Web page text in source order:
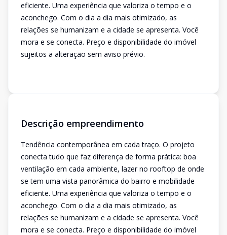
eficiente. Uma experiência que valoriza o tempo e o
aconchego. Com o dia a dia mais otimizado, as
relações se humanizam e a cidade se apresenta. Você
mora e se conecta. Preço e disponibilidade do imóvel
sujeitos a alteração sem aviso prévio.
Descrição empreendimento
Tendência contemporânea em cada traço. O projeto
conecta tudo que faz diferença de forma prática: boa
ventilação em cada ambiente, lazer no rooftop de onde
se tem uma vista panorâmica do bairro e mobilidade
eficiente. Uma experiência que valoriza o tempo e o
aconchego. Com o dia a dia mais otimizado, as
relações se humanizam e a cidade se apresenta. Você
mora e se conecta. Preço e disponibilidade do imóvel